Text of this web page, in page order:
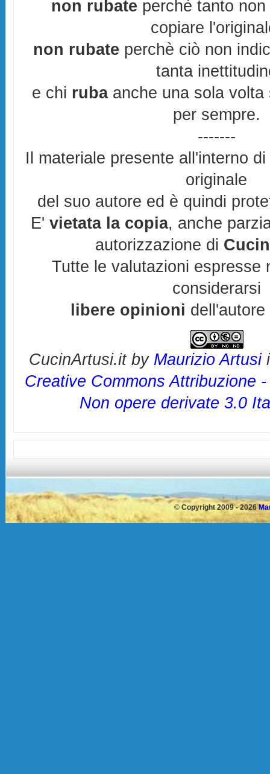
non rubate perchè tanto
copiare
non rubate perchè ciò non
tanta
e chi rubaanche una sola volta
per sempre.
-------
Il materiale presente all'interno
originale
del suo autore ed è quindi
E' vietata la copia, anche
autorizzazione di
Tutte le valutazioni espresse
considerarsi
libere opinioni
CucinArtusi.itby Maurizio Artusi
Creative Commons Attribuzione
Non opere derivate 3.0
© Copyright 2009 - 2026